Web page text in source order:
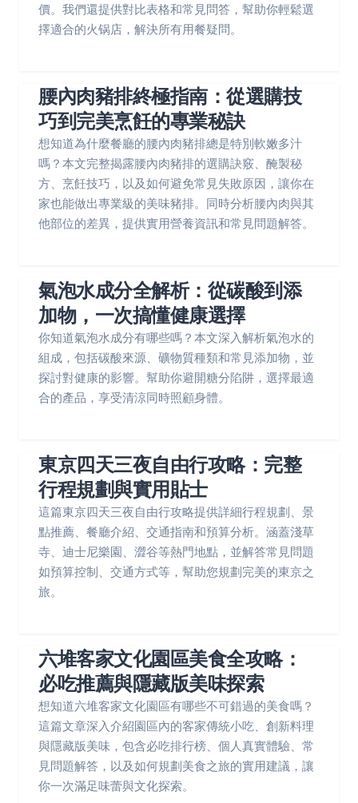
價。我們還提供對比表格和常見問答，幫助你輕鬆選
擇適合的火锅店，解決所有用餐疑問。
腰內肉豬排終極指南：從選購技
巧到完美烹飪的專業秘訣
想知道為什麼餐廳的腰內肉豬排總是特別軟嫩多汁
嗎？本文完整揭露腰內肉豬排的選購訣竅、醃製秘
方、烹飪技巧，以及如何避免常見失敗原因，讓你在
家也能做出專業級的美味豬排。同時分析腰內肉與其
他部位的差異，提供實用營養資訊和常見問題解答。
氣泡水成分全解析：從碳酸到添
加物，一次搞懂健康選擇
你知道氣泡水成分有哪些嗎？本文深入解析氣泡水的
組成，包括碳酸來源、礦物質種類和常見添加物，並
探討對健康的影響。幫助你避開糖分陷阱，選擇最適
合的產品，享受清涼同時照顧身體。
東京四天三夜自由行攻略：完整
行程規劃與實用貼士
這篇東京四天三夜自由行攻略提供詳細行程規劃、景
點推薦、餐廳介紹、交通指南和預算分析。涵蓋淺草
寺、迪士尼樂園、澀谷等熱門地點，並解答常見問題
如預算控制、交通方式等，幫助您規劃完美的東京之
旅。
六堆客家文化園區美食全攻略：
必吃推薦與隱藏版美味探索
想知道六堆客家文化園區有哪些不可錯過的美食嗎？
這篇文章深入介紹園區內的客家傳統小吃、創新料理
與隱藏版美味，包含必吃排行榜、個人真實體驗、常
見問題解答，以及如何規劃美食之旅的實用建議，讓
你一次滿足味蕾與文化探索。